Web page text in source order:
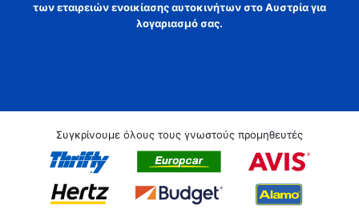
των εταιρειών ενοικίασης αυτοκινήτων στο Αυστρία για
λογαριασμό σας.
Συγκρίνουμε όλους τους γνωστούς προμηθευτές